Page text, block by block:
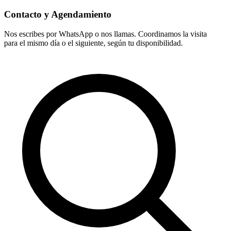
Contacto y Agendamiento
Nos escribes por WhatsApp o nos llamas. Coordinamos la visita
para el mismo día o el siguiente, según tu disponibilidad.